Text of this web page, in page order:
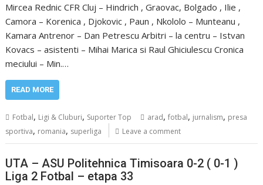
Mircea Rednic CFR Cluj – Hindrich , Graovac, Bolgado , Ilie ,
Camora – Korenica , Djokovic , Paun , Nkololo – Munteanu ,
Kamara Antrenor – Dan Petrescu Arbitri – la centru – Istvan
Kovacs – asistenti – Mihai Marica si Raul Ghiciulescu Cronica
meciului – Min.…
READ MORE
Fotbal, Ligi & Cluburi, Suporter Top arad,fotbal, jurnalism, presa
sportiva, romania, superliga Leave a comment
UTA – ASU Politehnica Timisoara 0-2 ( 0-1 )
Liga 2 Fotbal – etapa 33